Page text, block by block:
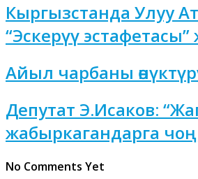
Кыргызстанда Улуу
“Эскерүү
Айыл чарбаны
Депутат Э.Исаков:
жабыркагандарга
No Comments Yet